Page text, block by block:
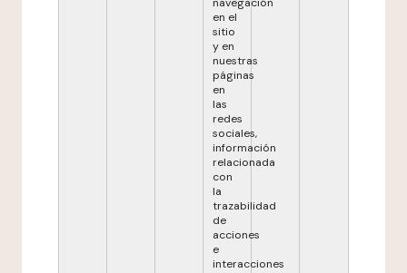
en el
sitio
y en
nuestras
páginas
en
las
redes
sociales,
información
relacionada
con
la
trazabilidad
de
acciones
e
interacciones